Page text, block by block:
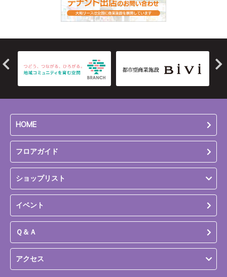
HOME
フロアガイド
ショップリスト
イベント
Ｑ＆Ａ
アクセス